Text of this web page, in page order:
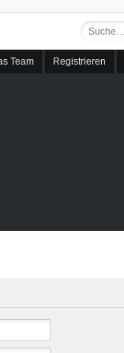
Team Registrieren